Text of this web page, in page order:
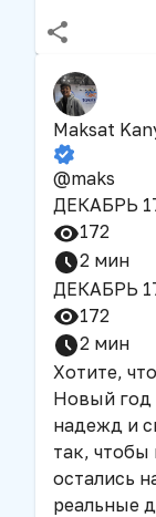
Maksat
@maks
ДЕКАБРЬ
172
2 мин
ДЕКАБРЬ
172
2 мин
Хотите,
Новый год
надежд и
так, чтобы
остались
реальные